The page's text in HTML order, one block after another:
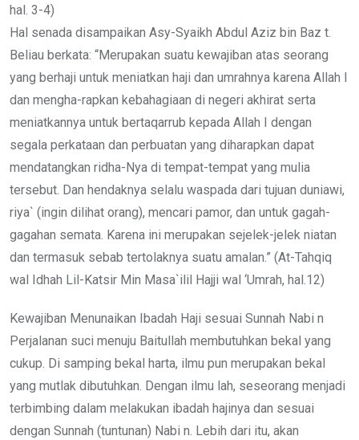
hal. 3-4)
Hal senada disampaikan Asy-Syaikh Abdul Aziz bin Baz t.
Beliau berkata: “Merupakan suatu kewajiban atas seorang
yang berhaji untuk meniatkan haji dan umrahnya karena Allah I
dan mengha-rapkan kebahagiaan di negeri akhirat serta
meniatkannya untuk bertaqarrub kepada Allah I dengan
segala perkataan dan perbuatan yang diharapkan dapat
mendatangkan ridha-Nya di tempat-tempat yang mulia
tersebut. Dan hendaknya selalu waspada dari tujuan duniawi,
riya` (ingin dilihat orang), mencari pamor, dan untuk gagah-
gagahan semata. Karena ini merupakan sejelek-jelek niatan
dan termasuk sebab tertolaknya suatu amalan.” (At-Tahqiq
wal Idhah Lil-Katsir Min Masa`ilil Hajji wal ‘Umrah, hal.12)
Kewajiban Menunaikan Ibadah Haji sesuai Sunnah Nabi n
Perjalanan suci menuju Baitullah membutuhkan bekal yang
cukup. Di samping bekal harta, ilmu pun merupakan bekal
yang mutlak dibutuhkan. Dengan ilmu lah, seseorang menjadi
terbimbing dalam melakukan ibadah hajinya dan sesuai
dengan Sunnah (tuntunan) Nabi n. Lebih dari itu, akan